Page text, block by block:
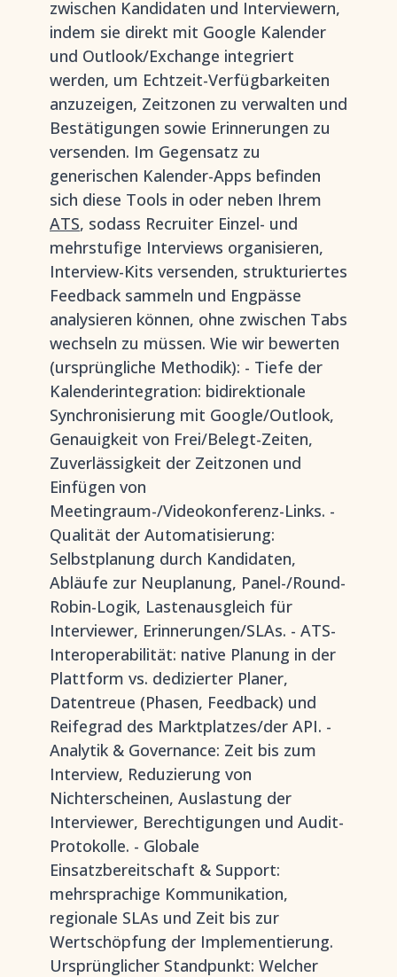
zwischen Kandidaten und Interviewern,
indem sie direkt mit Google Kalender
und Outlook/Exchange integriert
werden, um Echtzeit-Verfügbarkeiten
anzuzeigen, Zeitzonen zu verwalten und
Bestätigungen sowie Erinnerungen zu
versenden. Im Gegensatz zu
generischen Kalender-Apps befinden
sich diese Tools in oder neben Ihrem
ATS, sodass Recruiter Einzel- und
mehrstufige Interviews organisieren,
Interview-Kits versenden, strukturiertes
Feedback sammeln und Engpässe
analysieren können, ohne zwischen Tabs
wechseln zu müssen. Wie wir bewerten
(ursprüngliche Methodik): - Tiefe der
Kalenderintegration: bidirektionale
Synchronisierung mit Google/Outlook,
Genauigkeit von Frei/Belegt-Zeiten,
Zuverlässigkeit der Zeitzonen und
Einfügen von
Meetingraum-/Videokonferenz-Links. -
Qualität der Automatisierung:
Selbstplanung durch Kandidaten,
Abläufe zur Neuplanung, Panel-/Round-
Robin-Logik, Lastenausgleich für
Interviewer, Erinnerungen/SLAs. - ATS-
Interoperabilität: native Planung in der
Plattform vs. dedizierter Planer,
Datentreue (Phasen, Feedback) und
Reifegrad des Marktplatzes/der API. -
Analytik & Governance: Zeit bis zum
Interview, Reduzierung von
Nichterscheinen, Auslastung der
Interviewer, Berechtigungen und Audit-
Protokolle. - Globale
Einsatzbereitschaft & Support:
mehrsprachige Kommunikation,
regionale SLAs und Zeit bis zur
Wertschöpfung der Implementierung.
Ursprünglicher Standpunkt: Welcher